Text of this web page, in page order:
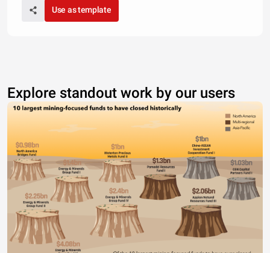
Use as template
Explore standout work by our users